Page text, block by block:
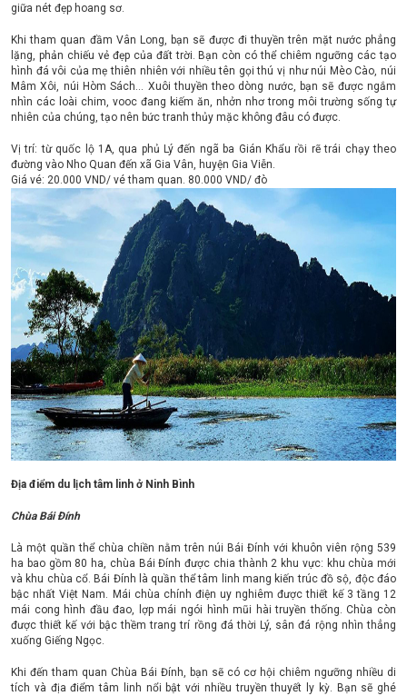
giữa nét đẹp hoang sơ.
Khi tham quan đầm Vân Long, bạn sẽ được đi thuyền trên mặt nước phẳng
lặng, phản chiếu vẻ đẹp của đất trời. Bạn còn có thể chiêm ngưỡng các tạo
hình đá vôi của mẹ thiên nhiên với nhiều tên gọi thú vị như núi Mèo Cào, núi
Mâm Xôi, núi Hòm Sách... Xuôi thuyền theo dòng nước, bạn sẽ được ngắm
nhìn các loài chim, vooc đang kiếm ăn, nhởn nhơ trong môi trường sống tự
nhiên của chúng, tạo nên bức tranh thủy mặc không đâu có được.
Vị trí: từ quốc lộ 1A, qua phủ Lý đến ngã ba Gián Khẩu rồi rẽ trái chạy theo
đường vào Nho Quan đến xã Gia Vân, huyện Gia Viễn.
Giá vé: 20.000 VND/ vé tham quan. 80.000 VND/ đò
Địa điểm du lịch tâm linh ở Ninh Bình
Chùa Bái Đính
Là một quần thể chùa chiền nằm trên núi Bái Đính với khuôn viên rộng 539
ha bao gồm 80 ha, chùa Bái Đính được chia thành 2 khu vực: khu chùa mới
và khu chùa cổ. Bái Đính là quần thể tâm linh mang kiến trúc đồ sộ, độc đáo
bậc nhất Việt Nam. Mái chùa chính điện uy nghiêm được thiết kế 3 tầng 12
mái cong hình đầu đao, lợp mái ngói hình mũi hài truyền thống. Chùa còn
được thiết kế với bậc thềm trang trí rồng đá thời Lý, sân đá rộng nhìn thẳng
xuống Giếng Ngọc.
Khi đến tham quan Chùa Bái Đính, bạn sẽ có cơ hội chiêm ngưỡng nhiều di
tích và địa điểm tâm linh nổi bật với nhiều truyền thuyết ly kỳ. Bạn sẽ ghé